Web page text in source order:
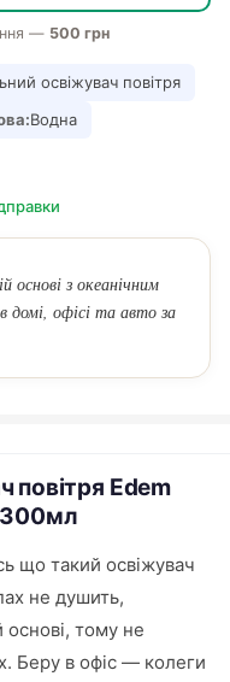
— 500 грн
освіжувач повітря
Водна
основі з океанічним
домі, офісі та авто за
повітря Edem
300мл
що такий освіжувач
не душить,
основі, тому не
Беру в офіс — колеги